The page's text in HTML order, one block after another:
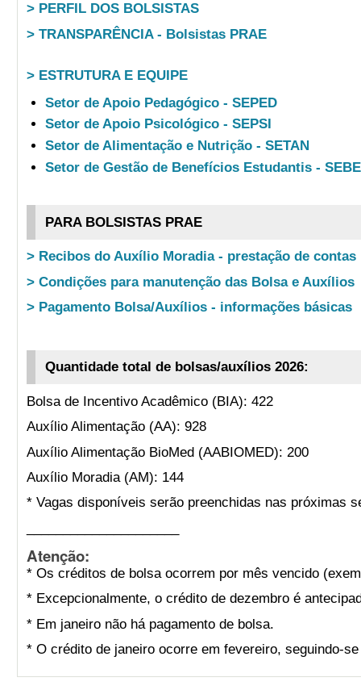
> PERFIL DOS BOLSISTAS
> TRANSPARÊNCIA - Bolsistas PRAE
> ESTRUTURA E EQUIPE
Setor de Apoio Pedagógico - SEPED
Setor de Apoio Psicológico - SEPSI
Setor de Alimentação e Nutrição - SETAN
Setor de Gestão de Benefícios Estudantis -
PARA BOLSISTAS PRAE
> Recibos do Auxílio Moradia - prestação de contas
> Condições para manutenção das Bolsa e Auxílios
> Pagamento Bolsa/Auxílios - informações básicas
Quantidade total de bolsas/auxílios 2026:
Bolsa de Incentivo Acadêmico (BIA): 422
Auxílio Alimentação (AA): 928
Auxílio Alimentação BioMed (AABIOMED): 200
Auxílio Moradia (AM): 144
* Vagas disponíveis serão preenchidas nas próximas
Atenção:
* Os créditos de bolsa ocorrem por mês vencido
* Excepcionalmente, o crédito de dezembro é
* Em janeiro não há pagamento de bolsa.
* O crédito de janeiro ocorre em fevereiro, seguindo-